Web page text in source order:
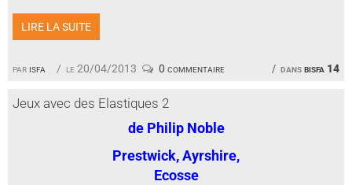
par isfa le 20/04/2013 dansbisfa 14
0 commentaire
LIRE LA SUITE
Jeux avec des Elastiques 2
de Philip Noble
Prestwick, Ayrshire,
Ecosse